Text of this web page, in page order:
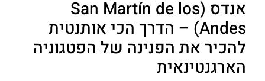
אנדס (San Martín de los
Andes) – הדרך הכי אותנטית
להכיר את הפנינה של הפטגוניה
הארגנטינאית